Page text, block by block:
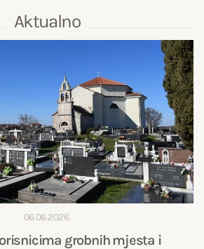
Aktualno
06.06.2026.
grobnih mjesta i